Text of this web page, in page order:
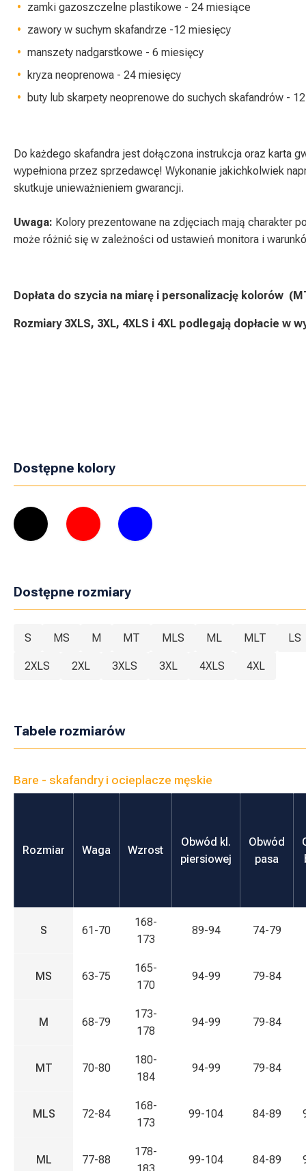
zamki gazoszczelne plastikowe - 24 miesiące
zawory w suchym skafandrze -12 miesięcy
manszety nadgarstkowe - 6 miesięcy
kryza neoprenowa - 24 miesięcy
buty lub skarpety neoprenowe do suchych skafandrów -
Do każdego skafandra jest dołączona instrukcja oraz karta
wypełniona przez sprzedawcę! Wykonanie jakichkolwiek
skutkuje unieważnieniem gwarancji.
Uwaga: Kolory prezentowane na zdjęciach mają charakter
może różnić się w zależności od ustawień monitora i
Dopłata do szycia na miarę i personalizację kolorów
Rozmiary 3XLS, 3XL, 4XLS i 4XL podlegają dopłacie w
Dostępne kolory
Dostępne rozmiary
S MS M MT MLS ML MLT LS
2XLS 2XL 3XLS 3XL 4XLS 4XL
Tabele rozmiarów
Bare - skafandry i ocieplacze męskie
Rozmiar Waga Wzrost
Obwód kl.
piersiowej
Obwód
pasa
S 61-70
168-
173
89-94 74-79
MS 63-75
165-
170
94-99 79-84
M 68-79
173-
178
94-99 79-84
MT 70-80
180-
184
94-99 79-84
MLS 72-84
168-
173
99-104 84-89
ML 77-88
178-
99-104 84-89